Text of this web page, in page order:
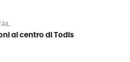
al centro di Todis